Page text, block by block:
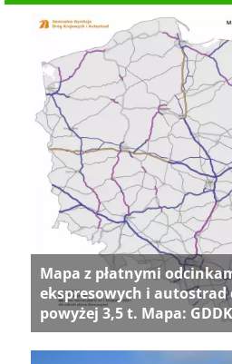
Mapa z płatnymi
ekspresowych i autostrad
powyżej 3,5 t. Mapa: